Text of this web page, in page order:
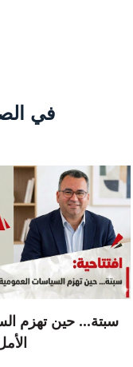
في
سبتة... حين تهزم